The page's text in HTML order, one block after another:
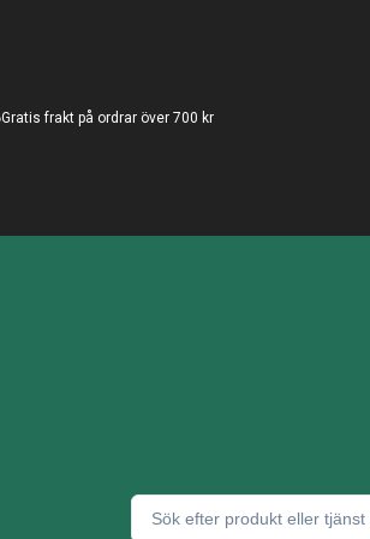
Gratis frakt på ordrar över 700 kr